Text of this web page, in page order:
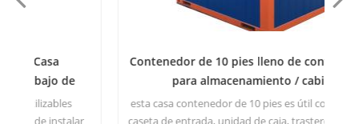
Contenedor de 10 pies lleno de contenedores
para almacenamiento / cabina
esta casa contenedor de 10 pies es útil como oficina,
caseta de entrada, unidad de caja, trastero, etc.puede